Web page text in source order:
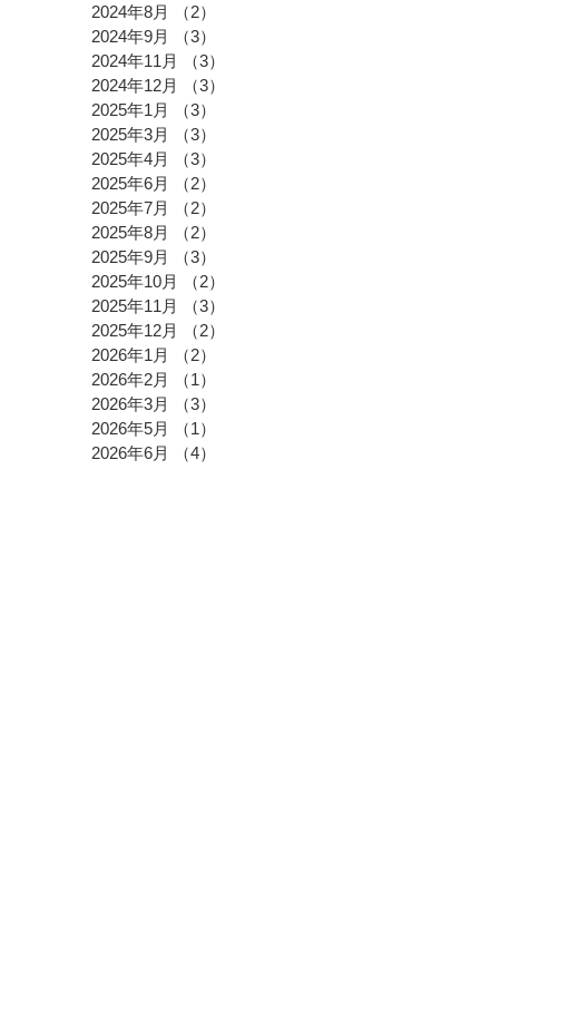
2024年8月
（2）
2024年9月
（3）
2024年11月
（3）
2024年12月
（3）
2025年1月
（3）
2025年3月
（3）
2025年4月
（3）
2025年6月
（2）
2025年7月
（2）
2025年8月
（2）
2025年9月
（3）
2025年10月
（2）
2025年11月
（3）
2025年12月
（2）
2026年1月
（2）
2026年2月
（1）
2026年3月
（3）
2026年5月
（1）
2026年6月
（4）